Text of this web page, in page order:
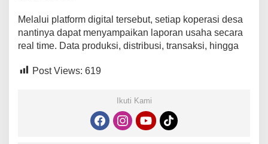
Melalui platform digital tersebut, setiap koperasi desa
nantinya dapat menyampaikan laporan usaha secara
real time. Data produksi, distribusi, transaksi, hingga
Post Views: 619
Ikuti Kami